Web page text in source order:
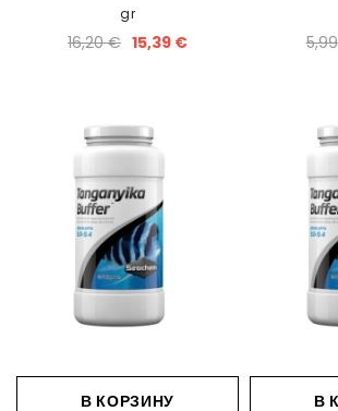
gr
16,20 € 15,39 €
В КОРЗИНУ В